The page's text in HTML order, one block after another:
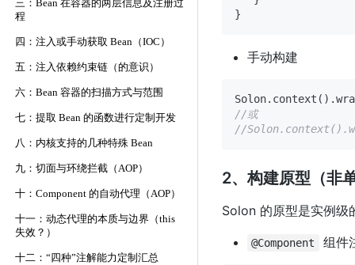
三：Bean 在容器的两层信息及注册过
程
四：注入或手动获取 Bean（IOC）
五：注入依赖约束链（的意识）
六：Bean 容器的扫描方式与范围
七：提取 Bean 的函数进行定制开发
八：内核支持的几种特殊 Bean
九：切面与环绕拦截（AOP）
十：Component 的自动代理（AOP）
十一：动态代理的本质与边界（this
失效？）
十二：“四种”注解能力定制汇总
手动构建
//或
//
2、构建原型（非
Solon 的原型是实例级
@Component 组件